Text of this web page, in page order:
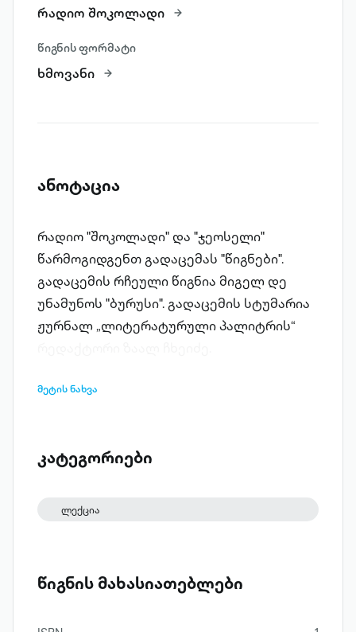
რადიო შოკოლადი
წიგნის ფორმატი
ხმოვანი
ანოტაცია
რადიო "შოკოლადი" და "ჯეოსელი"
წარმოგიდგენთ გადაცემას "წიგნები".
გადაცემის რჩეული წიგნია მიგელ დე
უნამუნოს "ბურუსი". გადაცემის სტუმარია
ჟურნალ „ლიტერატურული პალიტრის“
მეტის ნახვა
კატეგორიები
ლექცია
წიგნის მახასიათებლები